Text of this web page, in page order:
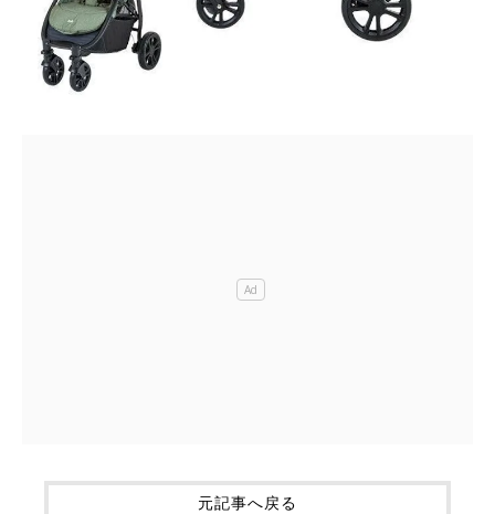
元記事へ戻る